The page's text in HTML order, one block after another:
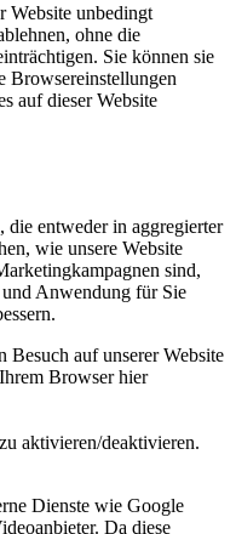
Website unbedingt
ohne die
Sie können sie
Browsereinstellungen
auf dieser Website
die entweder in aggregierter
wie unsere Website
sind,
und Anwendung für Sie
Besuch auf unserer Website
Browser hier
aktivieren/deaktivieren.
Dienste wie Google
Da diese